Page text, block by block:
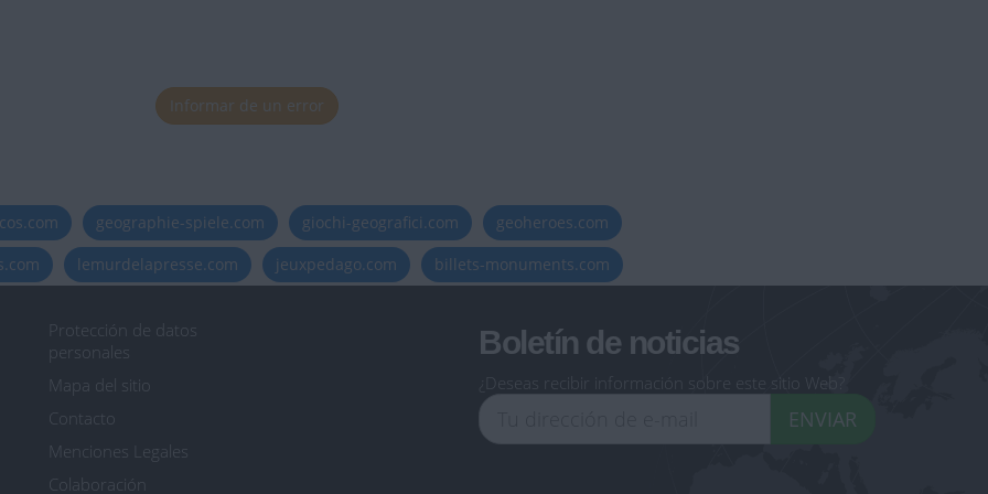
Informar de un error
geographie-spiele.com giochi-geografici.com
geoheroes.com
lemurdelapresse.com jeuxpedago.com billets-monuments.com
Protección de datos
personales
Mapa del sitio
Contacto
Menciones Legales
Colaboración
Boletín de noticias
¿Deseas recibir información sobre este sitio Web?
ENVIAR